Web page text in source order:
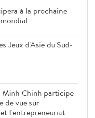
à la prochaine
Jeux d'Asie du Sud-
Minh Chinh participe
de vue sur
l'entrepreneuriat